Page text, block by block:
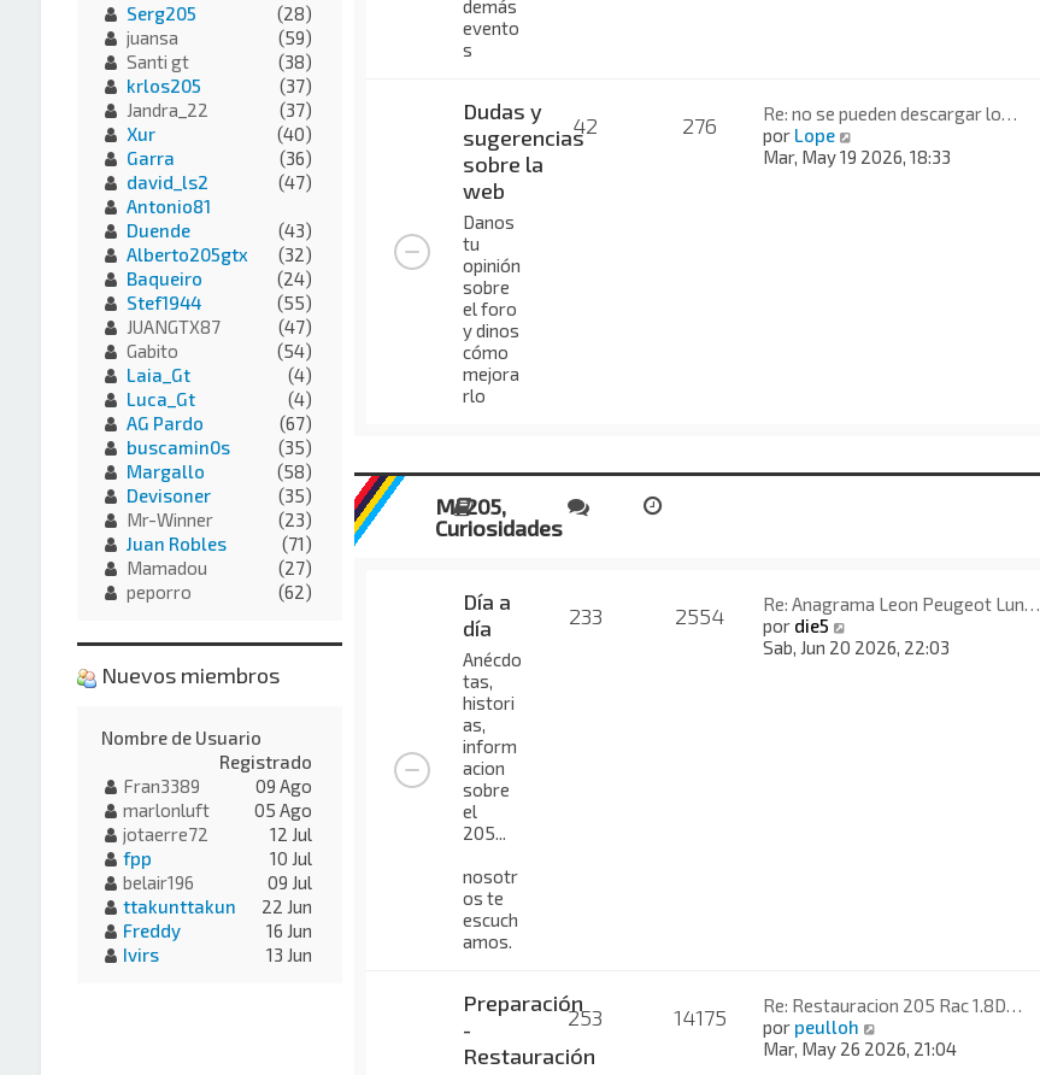
demás
evento
s
Dudas y
sugerencias
sobre la
web
Danos
tu
opinión
sobre
el foro
y dinos
cómo
mejora
rlo
42 276
Re: no se pueden descargar lo…
por Lope
e
Mar, May 19 2026, 18:33
Mi 205,
Curiosidades
Día a
día
Anécdo
tas,
histori
as,
inform
acion
sobre
el
205...
nosotr
os te
escuch
amos.
233 2554
Re: Anagrama Leon Peugeot Lun…
por die5
e
Sab, Jun 20 2026, 22:03
Preparación
-
Restauración
253 14175
Re: Restauracion 205 Rac 1.8D…
por peulloh
e
Mar, May 26 2026, 21:04
Serg205
(28)
juansa
(59)
Santi gt
(38)
krlos205
(37)
Jandra_22
(37)
Xur
(40)
Garra
(36)
david_ls2
(47)
Antonio81
Duende
(43)
Alberto205gtx
(32)
Baqueiro
(24)
Stef1944
(55)
JUANGTX87
(47)
Gabito
(54)
Laia_Gt
(4)
Luca_Gt
(4)
AG Pardo
(67)
buscamin0s
(35)
Margallo
(58)
Devisoner
(35)
Mr-Winner
(23)
Juan Robles
(71)
Mamadou
(27)
peporro
(62)
Nuevos miembros
Nombre de Usuario
Registrado
Fran3389
09 Ago
marlonluft
05 Ago
jotaerre72
12 Jul
fpp
10 Jul
belair196
09 Jul
ttakunttakun
22 Jun
Freddy
16 Jun
Ivirs
13 Jun